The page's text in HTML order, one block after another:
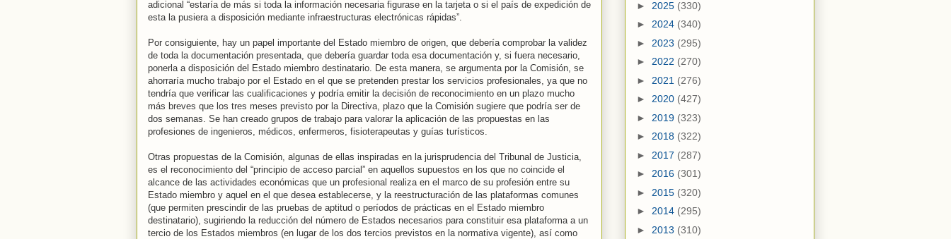
adicional “estaría de más si toda la información necesaria figurase en la tarjeta o si el país de expedición de
esta la pusiera a disposición mediante infraestructuras electrónicas rápidas”.
Por consiguiente, hay un papel importante del Estado miembro de origen, que debería comprobar la validez
de toda la documentación presentada, que debería guardar toda esa documentación y, si fuera necesario,
ponerla a disposición del Estado miembro destinatario. De esta manera, se argumenta por la Comisión, se
ahorraría mucho trabajo por el Estado en el que se pretenden prestar los servicios profesionales, ya que no
tendría que verificar las cualificaciones y podría emitir la decisión de reconocimiento en un plazo mucho
más breves que los tres meses previsto por la Directiva, plazo que la Comisión sugiere que podría ser de
dos semanas. Se han creado grupos de trabajo para valorar la aplicación de las propuestas en las
profesiones de ingenieros, médicos, enfermeros, fisioterapeutas y guías turísticos.
Otras propuestas de la Comisión, algunas de ellas inspiradas en la jurisprudencia del Tribunal de Justicia,
es el reconocimiento del “principio de acceso parcial” en aquellos supuestos en los que no coincide el
alcance de las actividades económicas que un profesional realiza en el marco de su profesión entre su
Estado miembro y aquel en el que desea establecerse, y la reestructuración de las plataformas comunes
(que permiten prescindir de las pruebas de aptitud o períodos de prácticas en el Estado miembro
destinatario), sugiriendo la reducción del número de Estados necesarios para constituir esa plataforma a un
tercio de los Estados miembros (en lugar de los dos tercios previstos en la normativa vigente), así como
► 2025 (330)
► 2024 (340)
► 2023 (295)
► 2022 (270)
► 2021 (276)
► 2020 (427)
► 2019 (323)
► 2018 (322)
► 2017 (287)
► 2016 (301)
► 2015 (320)
► 2014 (295)
► 2013 (310)